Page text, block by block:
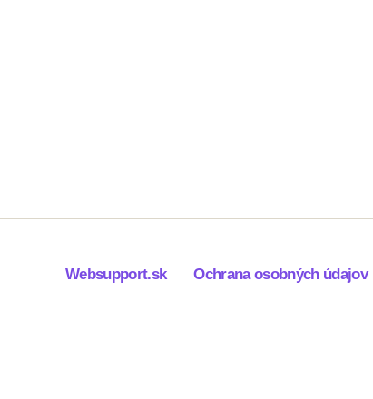
Websupport.sk Ochrana osobných údajov